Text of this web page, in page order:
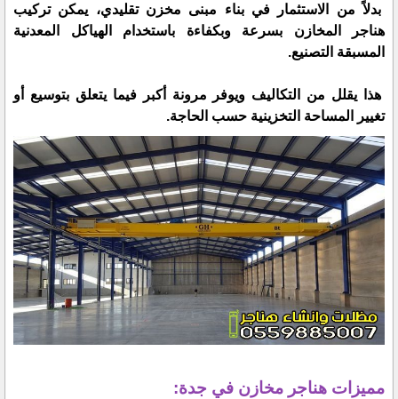
بدلاً من الاستثمار في بناء مبنى مخزن تقليدي، يمكن تركيب
هناجر المخازن بسرعة وبكفاءة باستخدام الهياكل المعدنية
المسبقة التصنيع.
هذا يقلل من التكاليف ويوفر مرونة أكبر فيما يتعلق بتوسيع أو
تغيير المساحة التخزينية حسب الحاجة.
مميزات هناجر مخازن في جدة: